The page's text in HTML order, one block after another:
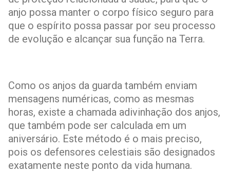
anjo possa manter o corpo físico seguro para
que o espírito possa passar por seu processo
de evolução e alcançar sua função na Terra.
Como os anjos da guarda também enviam
mensagens numéricas, como as mesmas
horas, existe a chamada adivinhação dos anjos,
que também pode ser calculada em um
aniversário. Este método é o mais preciso,
pois os defensores celestiais são designados
exatamente neste ponto da vida humana.